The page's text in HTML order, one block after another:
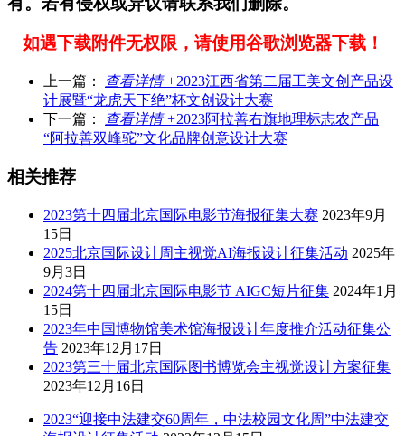
如遇下载附件无权限，请使用谷歌浏览器下载！
上一篇： 查看详情 +2023江西省第二届工美文创产品设
计展暨“龙虎天下绝”杯文创设计大赛
下一篇：
查看详情 +2023阿拉善右旗地理标志农产品
“阿拉善双峰驼”文化品牌创意设计大赛
相关推荐
2023第十四届北京国际电影节海报征集大赛 2023年9月
15日
2025北京国际设计周主视觉AI海报设计征集活动 2025年
9月3日
2024第十四届北京国际电影节 AIGC短片征集 2024年1月
15日
2023年中国博物馆美术馆海报设计年度推介活动征集公
告 2023年12月17日
2023第三十届北京国际图书博览会主视觉设计方案征集
2023年12月16日
2023“迎接中法建交60周年，中法校园文化周”中法建交